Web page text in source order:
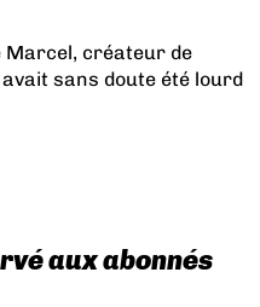
Marcel, créateur de
sans doute été lourd
aux abonnés